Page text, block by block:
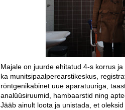
Majale on juurde ehitatud 4-s korrus
ka munitsipaalperearstikeskus,
röntgenikabinet uue aparatuuriga,
analüüsiruumid, hambaarstid ning
Jääb ainult loota ja unistada, et